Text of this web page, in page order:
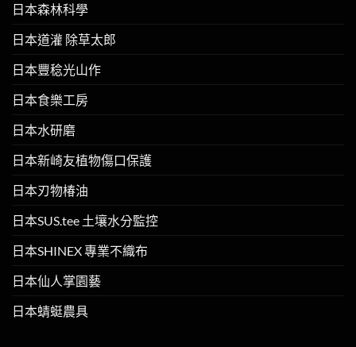
日本森林科學
日本道灌 除草太郎
日本豐稔光山作
日本食樂工房
日本水研磨
日本新崎友植物傷口保護
日本刃物椿油
日本SUS.tee 土壤水分監控
日本SHINEX 專業不織布
日本仙人掌園藝
日本蜻蜓農具